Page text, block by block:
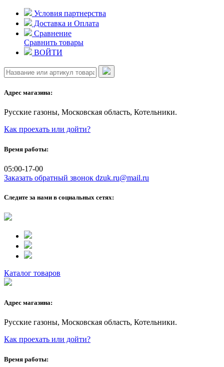
Skip
content
Условия партнерства
Доставка и Оплата
Сравнение
Сравнить товары
ВОЙТИ
Адрес магазина:
Русские газоны, Московская область, Котельники.
Как проехать или дойти?
Время работы:
05:00-17-00
Заказать обратный звонок dzuk.ru@mail.ru
Следите за нами в социальных сетях:
Каталог товаров
Адрес магазина:
Русские газоны, Московская область, Котельники.
Как проехать или дойти?
Время работы: